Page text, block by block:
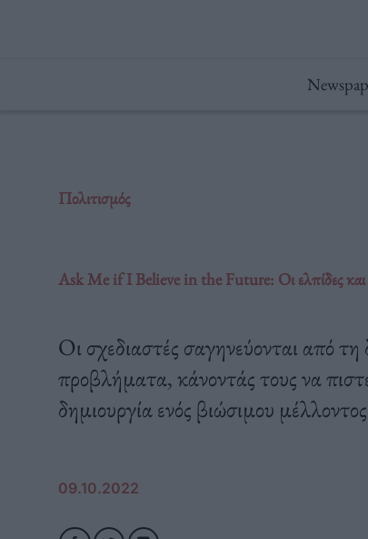
Πολιτισμός
Ask Me if I Believe in the Future: Οι ελπίδες και
Οι σχεδιαστές σαγηνεύονται από
προβλήματα, κάνοντάς τους να
δημιουργία ενός βιώσιμου
09.10.2022